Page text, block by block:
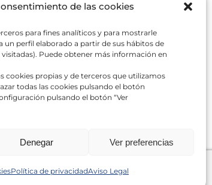
de las cookies
para fines analíticos y para mostrarle
un perfil elaborado a partir de sus hábitos de
Puede obtener más información en
cookies propias y de terceros que utilizamos
todas las cookies pulsando el botón
pulsando el botón “Ver
Denegar Ver preferencias
Política de privacidadAviso Legal
laPolítica de Privacidad